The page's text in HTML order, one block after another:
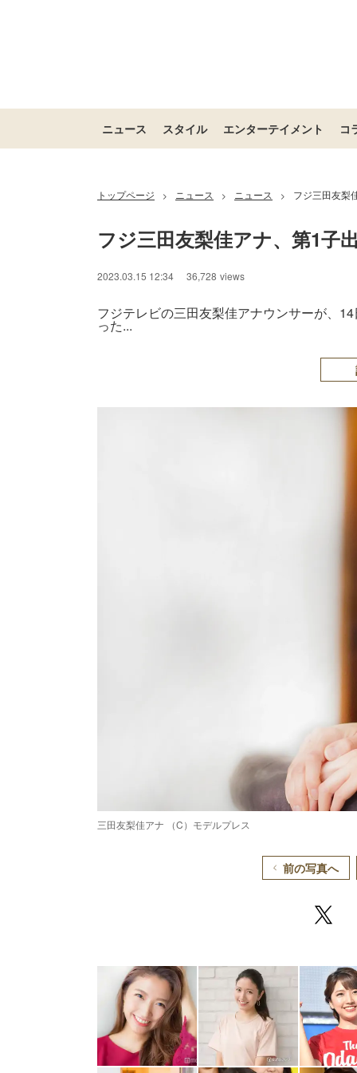
ニュース スタイル エンターテイメント コ
トップページ > ニュース > ニュース > フジ三田友梨
フジ三田友梨佳アナ、第1子
2023.03.15 12:34 36,728 views
フジテレビの三田友梨佳アナウンサーが、
った...
三田友梨佳アナ （C）モデルプレス
前の写真へ